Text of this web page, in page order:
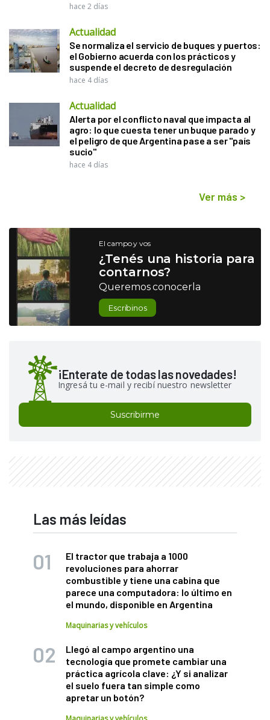
hace 2 días
Actualidad
Se normaliza el servicio de buques y puertos:
el Gobierno acuerda con los prácticos y
suspende el decreto de desregulación
hace 4 días
Actualidad
Alerta por el conflicto naval que impacta al
agro: lo que cuesta tener un buque parado y
el peligro de que Argentina pase a ser "país
sucio"
hace 4 días
Ver más >
El campo y vos
¿Tenés una historia para
contarnos?
Queremos conocerla
Escribinos
¡Enterate de todas las novedades!
Ingresá tu e-mail y recibí nuestro newsletter
Suscribirme
Las más leídas
El tractor que trabaja a 1000
revoluciones para ahorrar
combustible y tiene una cabina que
parece una computadora: lo último en
el mundo, disponible en Argentina
Maquinarias y vehículos
Llegó al campo argentino una
tecnología que promete cambiar una
práctica agrícola clave: ¿Y si analizar
el suelo fuera tan simple como
apretar un botón?